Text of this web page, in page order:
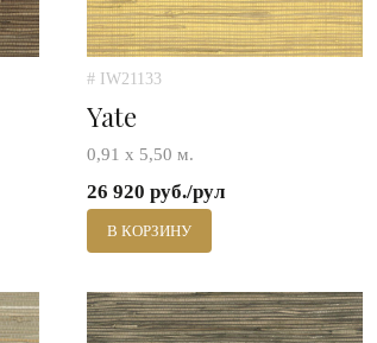
# IW21133
Yate
0,91 х 5,50 м.
26 920 руб./рул
В КОРЗИНУ